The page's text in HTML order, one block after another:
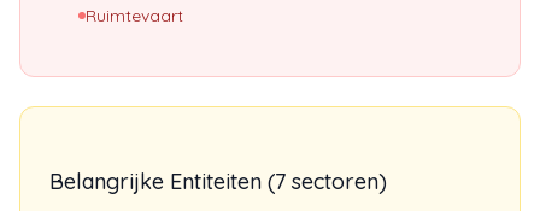
Ruimtevaart
Belangrijke Entiteiten (7 sectoren)